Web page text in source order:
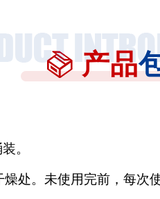
产品
。
处。未使用完前，每次